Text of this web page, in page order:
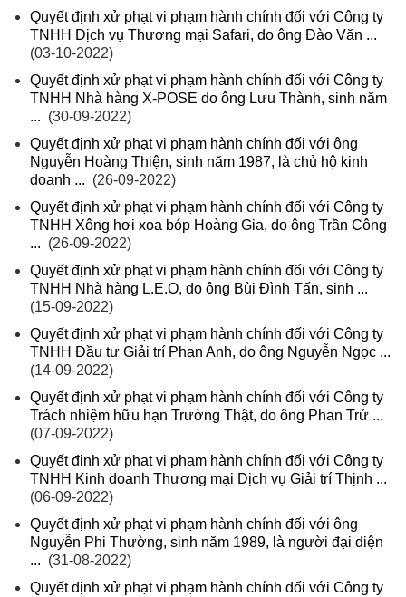
Quyết định xử phạt vi phạm hành chính đối với Công ty
TNHH Dịch vụ Thương mại Safari, do ông Đào Văn ...
(03-10-2022)
Quyết định xử phạt vi phạm hành chính đối với Công ty
TNHH Nhà hàng X-POSE do ông Lưu Thành, sinh năm
... (30-09-2022)
Quyết định xử phạt vi phạm hành chính đối với ông
Nguyễn Hoàng Thiện, sinh năm 1987, là chủ hộ kinh
doanh ... (26-09-2022)
Quyết định xử phạt vi phạm hành chính đối với Công ty
TNHH Xông hơi xoa bóp Hoàng Gia, do ông Trần Công
... (26-09-2022)
Quyết định xử phạt vi phạm hành chính đối với Công ty
TNHH Nhà hàng L.E.O, do ông Bùi Đình Tấn, sinh ...
(15-09-2022)
Quyết định xử phạt vi phạm hành chính đối với Công ty
TNHH Đầu tư Giải trí Phan Anh, do ông Nguyễn Ngọc ...
(14-09-2022)
Quyết định xử phạt vi phạm hành chính đối với Công ty
Trách nhiệm hữu hạn Trường Thật, do ông Phan Trứ ...
(07-09-2022)
Quyết định xử phạt vi phạm hành chính đối với Công ty
TNHH Kinh doanh Thương mại Dịch vụ Giải trí Thịnh ...
(06-09-2022)
Quyết định xử phạt vi phạm hành chính đối với ông
Nguyễn Phi Thường, sinh năm 1989, là người đại diện
... (31-08-2022)
Quyết định xử phạt vi phạm hành chính đối với Công ty